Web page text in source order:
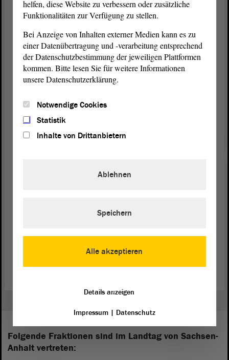
zustimmen?)
Aber dann müssten wir das ÖPNV-Gesetz
wiederum anfassen und auch wieder Anträge für
den Haushalt einbringen. Wir sehen hier eine gute
Absicht, aber leider ist das so unverbindlich, dass es
abzulehnen.
Zudem wäre es schön gewesen, wenn Sie bei den
Gewerbetreibenden nicht nur die Hotels und
man beteiligen könnte. - Geehrte Damen und
Zurück zur Landtagssitzung
Folgende Fraktionen sind im Landtag von Sachsen-
Anhalt vertreten:
helfen, diese Website zu verbessern oder zusätzliche
Funktionalitäten zur Verfügung zu stellen.
Bei Anzeige von Inhalten externer Medien kann es zu
einer Datenübertragung und -verarbeitung entsprechend
der Datenschutzbestimmung der jeweiligen Plattformen
kommen. Bitte lesen Sie für weitere Informationen
unsere Datenschutzerklärung.
Notwendige Cookies
Statistik
Inhalte von Drittanbietern
Alle akzeptieren
Ablehnen
Speichern
Details anzeigen
Impressum| Datenschutz